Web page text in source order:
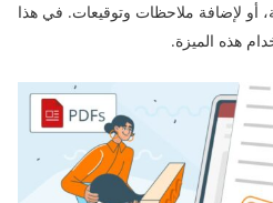
أو لإضافة ملاحظات وتوقيعات. في هذا
هذه الميزة.